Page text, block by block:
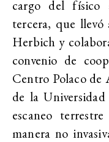
cargo del físico
tercera, que llevó
Herbich y
convenio de
Centro Polaco
de la
escaneo
manera no